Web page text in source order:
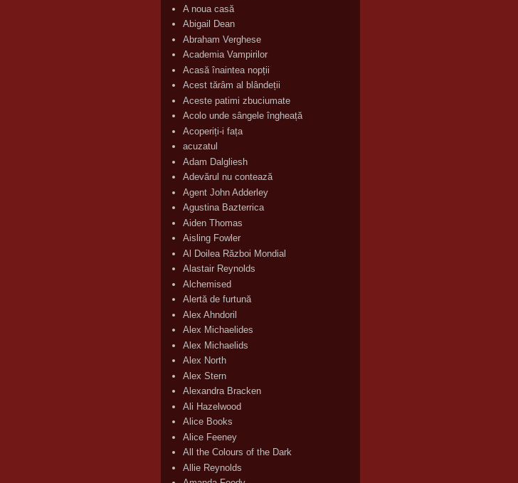
A noua casă
Abigail Dean
Abraham Verghese
Academia Vampirilor
Acasă înaintea nopții
Acest tărâm al blândeții
Aceste patimi zbuciumate
Acolo unde sângele îngheață
Acoperiți-i fața
acuzatul
Adam Dalgliesh
Adevărul nu contează
Agent John Adderley
Agustina Bazterrica
Aiden Thomas
Aisling Fowler
Al Doilea Război Mondial
Alastair Reynolds
Alchemised
Alertă de furtună
Alex Ahndoril
Alex Michaelides
Alex Michaelids
Alex North
Alex Stern
Alexandra Bracken
Ali Hazelwood
Alice Books
Alice Feeney
All the Colours of the Dark
Allie Reynolds